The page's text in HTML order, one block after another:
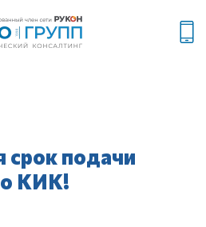
срок подачи
КИК!